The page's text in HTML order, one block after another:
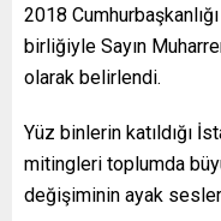
2018
birliğiyle Sayın
olarak belirlendi.
Yüz binlerin katıldığı
mitingleri toplumda
değişiminin ayak